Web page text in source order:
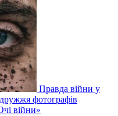
Правда війни у
фотографів
війни»